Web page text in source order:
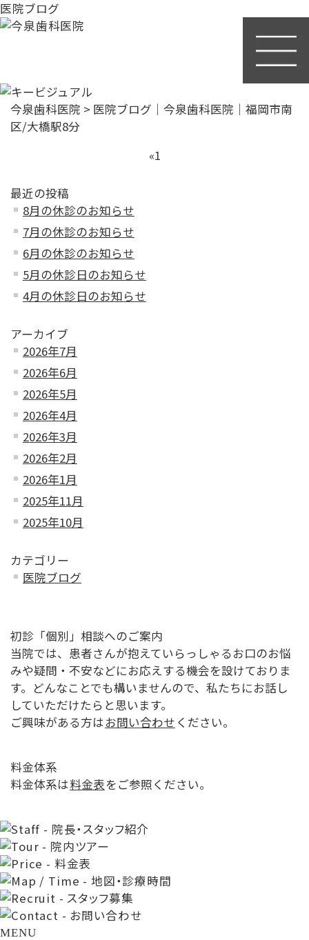
医院ブログ
今泉歯科医院 > 医院ブログ｜今泉歯科医院｜福岡市南
区/大橋駅8分
«1
最近の投稿
8月の休診のお知らせ
7月の休診のお知らせ
6月の休診のお知らせ
5月の休診日のお知らせ
4月の休診日のお知らせ
アーカイブ
2026年7月
2026年6月
2026年5月
2026年4月
2026年3月
2026年2月
2026年1月
2025年11月
2025年10月
カテゴリー
医院ブログ
初診「個別」相談へのご案内
当院では、患者さんが抱えていらっしゃるお口のお悩
みや疑問・不安などにお応えする機会を設けておりま
す。どんなことでも構いませんので、私たちにお話し
していただけたらと思います。
ご興味がある方はお問い合わせ ください。
料金体系
料金体系は料金表をご参照ください。
MENU